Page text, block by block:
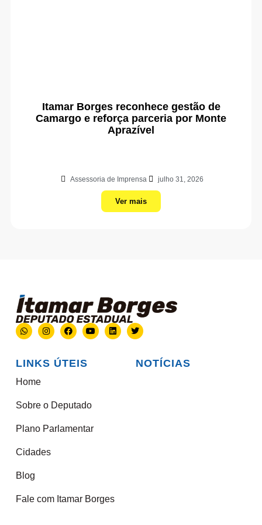
Itamar Borges reconhece gestão de
Camargo e reforça parceria por Monte
Aprazível
Assessoria de Imprensa julho 31, 2026
Ver mais
LINKS ÚTEIS
Home
Sobre o Deputado
Plano Parlamentar
Cidades
Blog
Fale com Itamar Borges
NOTÍCIAS